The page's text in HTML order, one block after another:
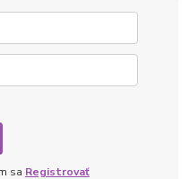
sa Registrovať